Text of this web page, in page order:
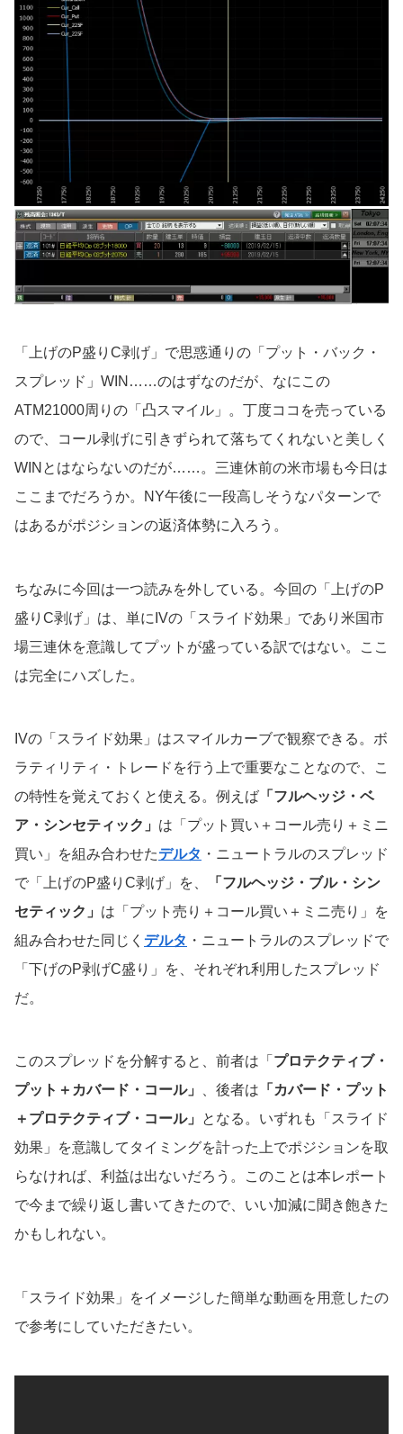
「上げのP盛りC剥げ」で思惑通りの「プット・バック・
スプレッド」WIN……のはずなのだが、なにこの
ATM21000周りの「凸スマイル」。丁度ココを売っている
ので、コール剥げに引きずられて落ちてくれないと美しく
WINとはならないのだが……。三連休前の米市場も今日は
ここまでだろうか。NY午後に一段高しそうなパターンで
はあるがポジションの返済体勢に入ろう。
ちなみに今回は一つ読みを外している。今回の「上げのP
盛りC剥げ」は、単にIVの「スライド効果」であり米国市
場三連休を意識してプットが盛っている訳ではない。ここ
は完全にハズした。
IVの「スライド効果」はスマイルカーブで観察できる。ボ
ラティリティ・トレードを行う上で重要なことなので、こ
の特性を覚えておくと使える。例えば 「フルヘッジ・ベ
ア・シンセティック」 は「プット買い＋コール売り＋ミニ
買い」を組み合わせたデルタ ・ニュートラルのスプレッド
で「上げのP盛りC剥げ」を、
「フルヘッジ・ブル・シン
セティック」 は「プット売り＋コール買い＋ミニ売り」を
組み合わせた同じく デルタ ・ニュートラルのスプレッドで
「下げのP剥げC盛り」を、それぞれ利用したスプレッド
だ。
このスプレッドを分解すると、前者は「 プロテクティブ・
プット＋カバード・コール」
、後者は 「カバード・プット
＋プロテクティブ・コール」
となる。いずれも「スライド
効果」を意識してタイミングを計った上でポジションを取
らなければ、利益は出ないだろう。このことは本レポート
で今まで繰り返し書いてきたので、いい加減に聞き飽きた
かもしれない。
「スライド効果」をイメージした簡単な動画を用意したの
で参考にしていただきたい。